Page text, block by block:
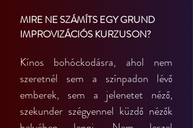
MIRE NE SZÁMÍTS EGY GRUND
IMPROVIZÁCIÓS KURZUSON?
Kínos bohóckodásra, ahol nem
szeretnél sem a színpadon lévő
emberek, sem a jelenetet néző,
szekunder szégyennel küzdő nézők